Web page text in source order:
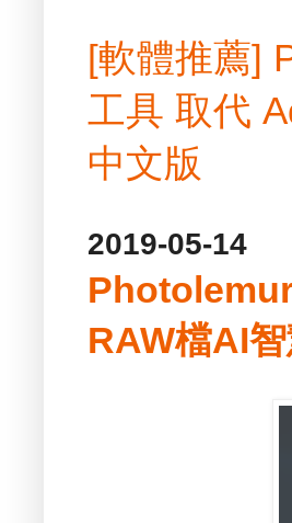
[軟體推薦]
工具 取代
中文版
2019-05-14
RAW檔AI